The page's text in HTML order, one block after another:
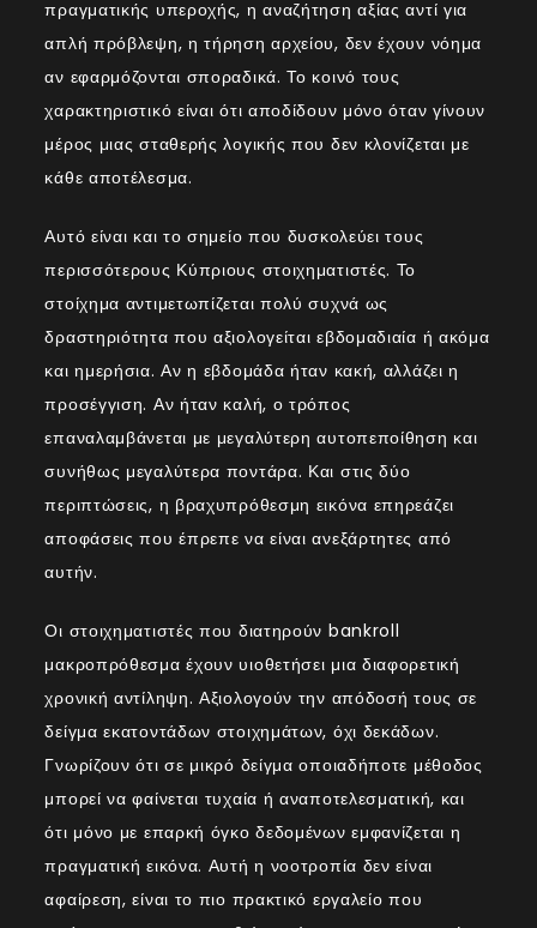
πραγματικής υπεροχής, η αναζήτηση αξίας αντί για
απλή πρόβλεψη, η τήρηση αρχείου, δεν έχουν νόημα
αν εφαρμόζονται σποραδικά. Το κοινό τους
χαρακτηριστικό είναι ότι αποδίδουν μόνο όταν γίνουν
μέρος μιας σταθερής λογικής που δεν κλονίζεται με
κάθε αποτέλεσμα.
Αυτό είναι και το σημείο που δυσκολεύει τους
περισσότερους Κύπριους στοιχηματιστές. Το
στοίχημα αντιμετωπίζεται πολύ συχνά ως
δραστηριότητα που αξιολογείται εβδομαδιαία ή ακόμα
και ημερήσια. Αν η εβδομάδα ήταν κακή, αλλάζει η
προσέγγιση. Αν ήταν καλή, ο τρόπος
επαναλαμβάνεται με μεγαλύτερη αυτοπεποίθηση και
συνήθως μεγαλύτερα ποντάρα. Και στις δύο
περιπτώσεις, η βραχυπρόθεσμη εικόνα επηρεάζει
αποφάσεις που έπρεπε να είναι ανεξάρτητες από
αυτήν.
Οι στοιχηματιστές που διατηρούν bankroll
μακροπρόθεσμα έχουν υιοθετήσει μια διαφορετική
χρονική αντίληψη. Αξιολογούν την απόδοσή τους σε
δείγμα εκατοντάδων στοιχημάτων, όχι δεκάδων.
Γνωρίζουν ότι σε μικρό δείγμα οποιαδήποτε μέθοδος
μπορεί να φαίνεται τυχαία ή αναποτελεσματική, και
ότι μόνο με επαρκή όγκο δεδομένων εμφανίζεται η
πραγματική εικόνα. Αυτή η νοοτροπία δεν είναι
αφαίρεση, είναι το πιο πρακτικό εργαλείο που